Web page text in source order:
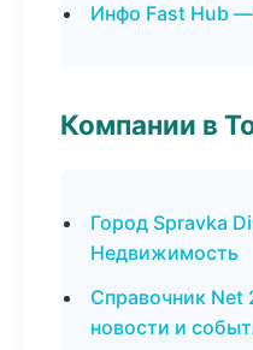
Инфо Fast Hub —
Компании в
Город Spravka
Недвижимость
Справочник
новости и